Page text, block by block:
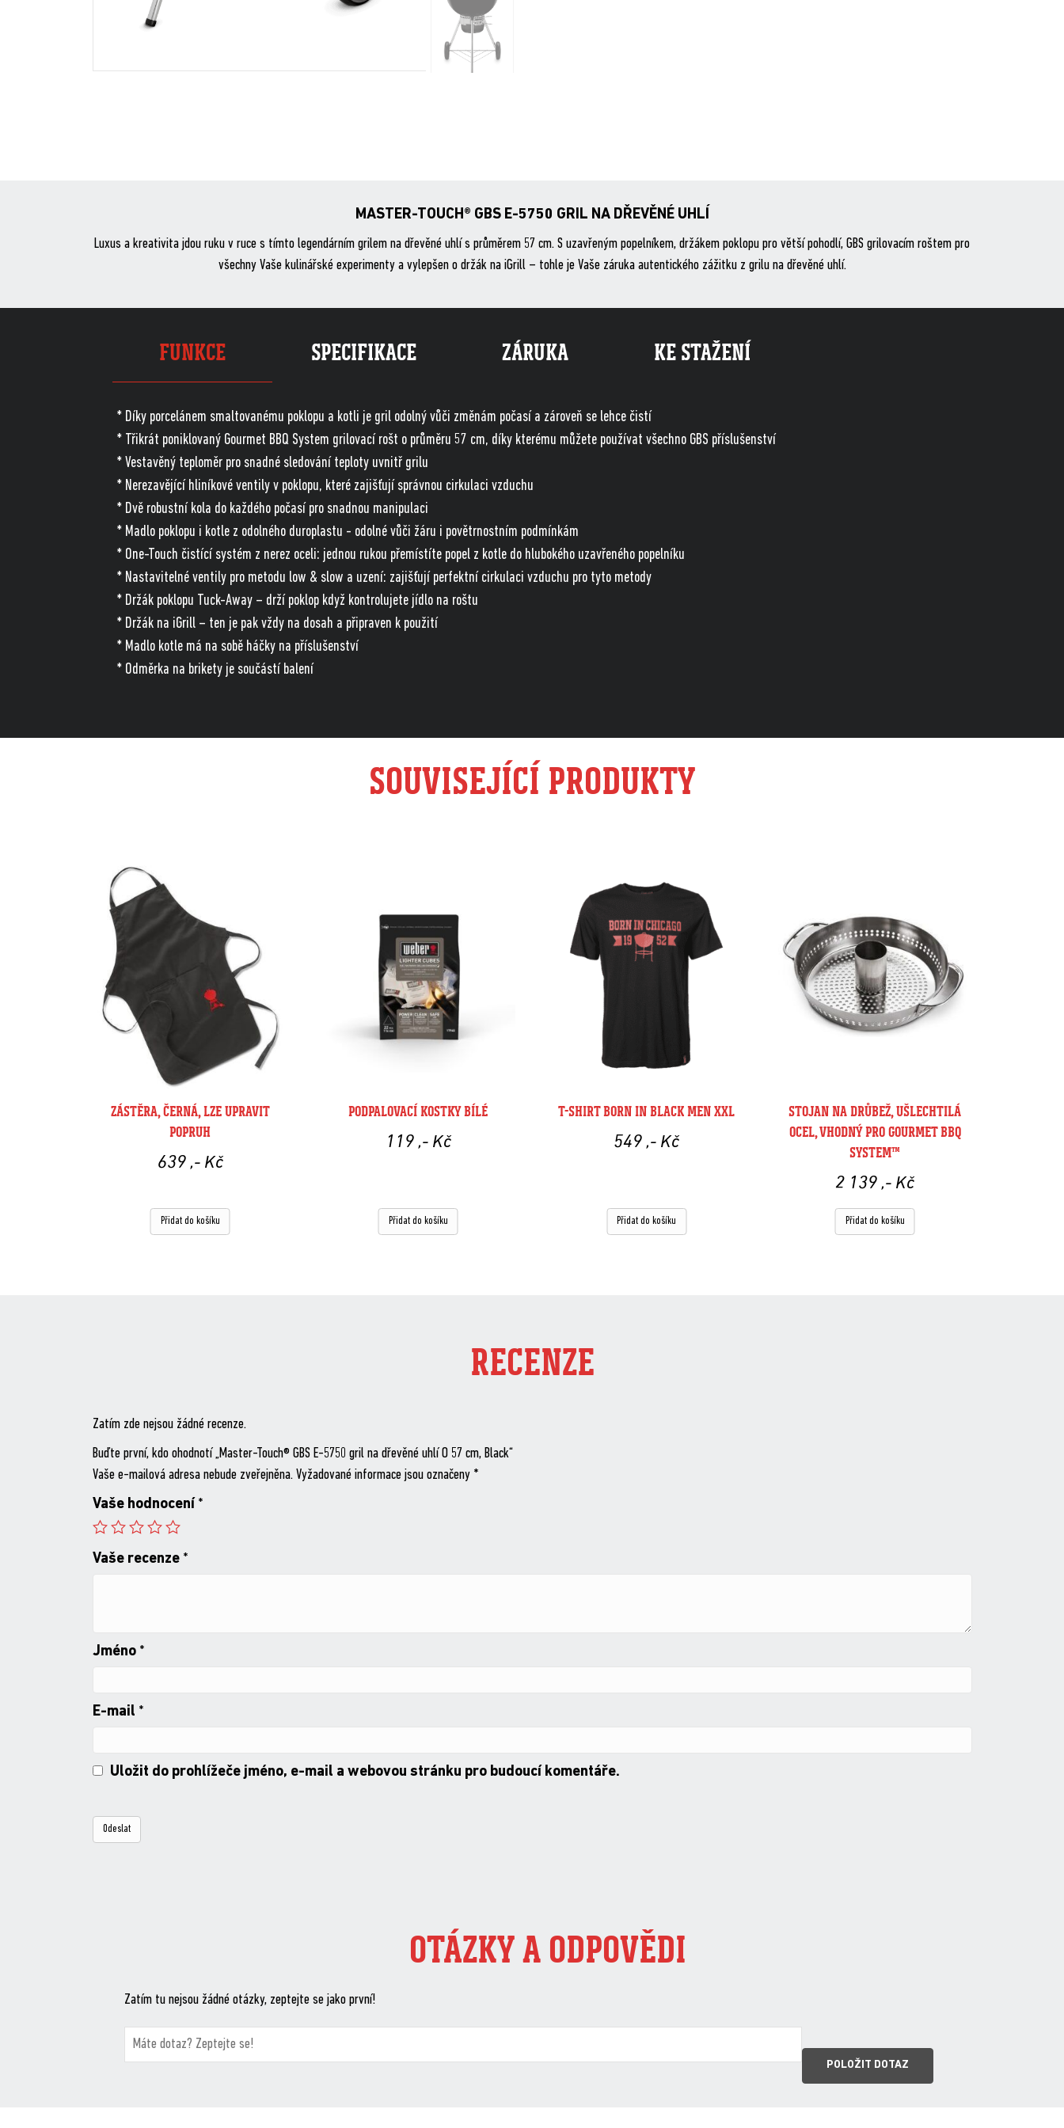
MASTER-TOUCH® GBS E-5750 GRIL NA DŘEVĚNÉ UHLÍ
Luxus a kreativita jdou ruku v ruce s tímto legendárním grilem na dřevěné uhlí s průměrem 57 cm. S uzavřeným popelníkem, držákem poklopu pro větší pohodlí, GBS grilovacím roštem pro
všechny Vaše kulinářské experimenty a vylepšen o držák na iGrill – tohle je Vaše záruka autentického zážitku z grilu na dřevěné uhlí.
FUNKCE SPECIFIKACE ZÁRUKA KE STAŽENÍ
* Díky porcelánem smaltovanému poklopu a kotli je gril odolný vůči změnám počasí a zároveň se lehce čistí
* Třikrát poniklovaný Gourmet BBQ System grilovací rošt o průměru 57 cm, díky kterému můžete používat všechno GBS příslušenství
* Vestavěný teploměr pro snadné sledování teploty uvnitř grilu
* Nerezavějící hliníkové ventily v poklopu, které zajišťují správnou cirkulaci vzduchu
* Dvě robustní kola do každého počasí pro snadnou manipulaci
* Madlo poklopu i kotle z odolného duroplastu - odolné vůči žáru i povětrnostním podmínkám
* One-Touch čistící systém z nerez oceli: jednou rukou přemístíte popel z kotle do hlubokého uzavřeného popelníku
* Nastavitelné ventily pro metodu low & slow a uzení: zajišťují perfektní cirkulaci vzduchu pro tyto metody
* Držák poklopu Tuck-Away – drží poklop když kontrolujete jídlo na roštu
* Držák na iGrill – ten je pak vždy na dosah a připraven k použití
* Madlo kotle má na sobě háčky na příslušenství
* Odměrka na brikety je součástí balení
SOUVISEJÍCÍ PRODUKTY
ZÁSTĚRA, ČERNÁ, LZE UPRAVIT
POPRUH
639 ,- Kč
Přidat do košíku
PODPALOVACÍ KOSTKY BÍLÉ
119 ,- Kč
Přidat do košíku
T-SHIRT BORN IN BLACK MEN XXL
549,- Kč
Přidat do košíku
STOJAN NA DRŮBEŽ, UŠLECHTILÁ
OCEL, VHODNÝ PRO GOURMET BBQ
SYSTEM™
2 139 ,- Kč
Přidat do košíku
RECENZE
Zatím zde nejsou žádné recenze.
Buďte první, kdo ohodnotí „Master-Touch® GBS E-5750 gril na dřevěné uhlí O 57 cm, Black“
Vaše e-mailová adresa nebude zveřejněna. Vyžadované informace jsou označeny *
Vaše hodnocení *
Vaše recenze *
Jméno *
E-mail *
Uložit do prohlížeče jméno, e-mail a webovou stránku pro budoucí komentáře.
OTÁZKY A ODPOVĚDI
Zatím tu nejsou žádné otázky, zeptejte se jako první!